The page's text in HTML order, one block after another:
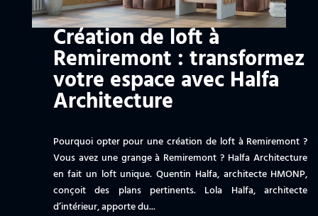
Création de loft à
Remiremont : transformez
votre espace avec Halfa
Architecture
Pourquoi opter pour une création de loft à Remiremont ?
Vous avez une grange à Remiremont ? Halfa Architecture
en fait un loft unique. Quentin Halfa, architecte HMONP,
conçoit des plans pertinents. Lola Halfa, architecte
d’intérieur, apporte du...